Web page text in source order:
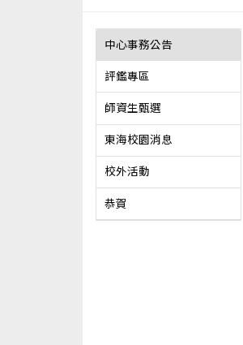
中心事務公告
評鑑專區
師資生甄選
東海校園消息
校外活動
恭賀